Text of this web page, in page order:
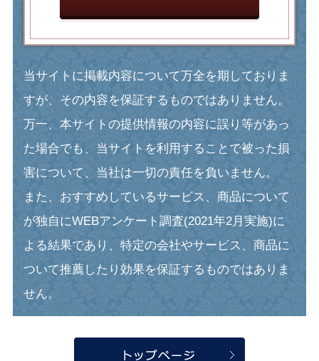
当サイトに掲載内容について万全を期しておりま
すが、その内容を保証するものではありません。
万一、本サイトの提供情報の内容に誤り等があっ
た場合でも、当サイトを利用することで被った損
害について、当社は一切の責任を負いません。
また、おすすめしているサービス、商品について
が独自にWEBアンケート調査(2021年2月実施)に
よる結果であり、特定の会社やサービス、商品に
ついて推薦したり効果を保証するものではありま
せん。